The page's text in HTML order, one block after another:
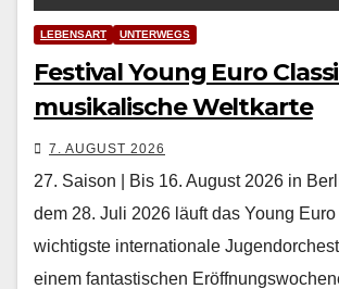
LEBENSART UNTERWEGS
Festival Young Euro
musikalische Weltkarte
7. AUGUST 2026
27. Saison | Bis 16. August 2026 in
dem 28. Juli 2026 läuft das Young
wichtig­ste inter­na­tionale
einem fan­tastis­chen